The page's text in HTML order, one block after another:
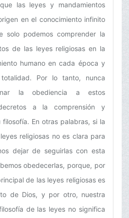
las leyes y mandamientos
en el conocimiento infinito
solo podemos comprender la
de las leyes religiosas en la
humano en cada época y
Por lo tanto, nunca
la obediencia a estos
a la comprensión y
En otras palabras, si la
religiosas no es clara para
dejar de seguirlas con esta
obedecerlas, porque, por
de las leyes religiosas es
de Dios, y por otro, nuestra
de las leyes no significa